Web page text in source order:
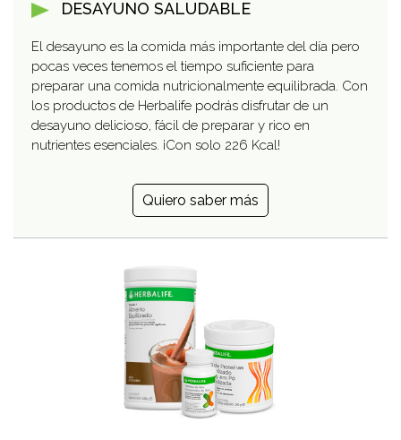
DESAYUNO SALUDABLE
El desayuno es la comida más importante del día pero
pocas veces tenemos el tiempo suficiente para
preparar una comida nutricionalmente equilibrada. Con
los productos de Herbalife podrás disfrutar de un
desayuno delicioso, fácil de preparar y rico en
nutrientes esenciales. ¡Con solo 226 Kcal!
Quiero saber más